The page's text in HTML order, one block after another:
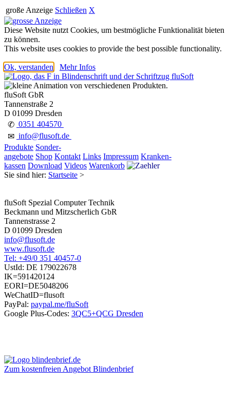
große Anzeige Schließen X
Diese Website nutzt Cookies, um bestmögliche Funktionalität bieten
zu können.
This website uses cookies to provide the best possible functionality.
Ok, verstanden Mehr Infos
fluSoft GbR
Tannenstraße 2
D 01099 Dresden
✆ 0351 404570
✉ info@flusoft.de
Produkte Sonder-
angebote Shop Kontakt Links Impressum Kranken-
kassen Download Videos Warenkorb
Sie sind hier: Startseite >
fluSoft Spezial Computer Technik
Beckmann und Mitzscherlich GbR
Tannenstrasse 2
D 01099 Dresden
info@flusoft.de
www.flusoft.de
Tel: +49/0 351 40457-0
UstId: DE 179022678
IK=591420124
EORI=DE5048206
WeChatID=flusoft
PayPal: paypal.me/fluSoft
Google Plus-Codes: 3QC5+QCG Dresden
Zum kostenfreien Angebot Blindenbrief